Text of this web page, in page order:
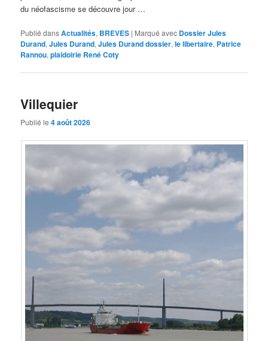
du néofascisme se découvre jour …
Publié dansActualités, BREVES | Marqué avec Dossier Jules
Durand,Jules Durand,Jules Durand dossier,le libertaire, Patrice
Rannou,plaidoirie René Coty
Villequier
Publié le4 août 2026